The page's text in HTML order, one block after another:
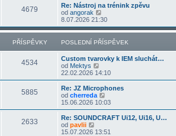
e
p
ř
í
s
ě
v
e
e
d
n
í
ř
í
s
p
ě
v
e
k
t
p
o
s
l
d
n
í
ř
í
s
ě
v
e
r
z
t
p
o
s
l
d
n
í
p
ř
í
s
ě
4679
Re: Nástroj na trénink zpěvu
od angorak
o
b
r
a
t
o
s
l
e
d
n
í
ř
8.07.2026 21:30
PŘÍSPĚVKY POSLEDNÍ PŘÍSPĚVEK
4534
Custom tvarovky k IEM sluchát…
od Mektys
o
b
r
a
z
t
p
o
22.02.2026 14:10
5885
Re: JZ Microphones
od cherreda
o
b
r
z
15.06.2026 10:03
2633
Re: SOUNDCRAFT Ui12, Ui16, U…
od pavlii
o
15.07.2026 13:51